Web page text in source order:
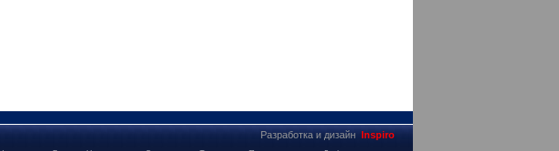
Разработка и дизайн Inspiro